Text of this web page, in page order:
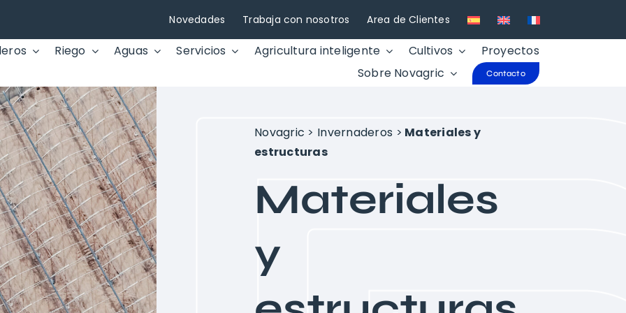
Novedades Trabaja con nosotros Area de Clientes
Riego Aguas Servicios Agricultura inteligente Cultivos
Proyectos
Sobre Novagric
Contacto
Novagric > Invernaderos > Materiales y
estructuras
Materiales
y